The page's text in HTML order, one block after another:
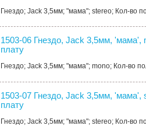
Гнездо; Jack 3,5мм; "мама"; stereo; Кол-во
1503-06 Гнездо, Jack 3,5мм, 'мама',
плату
Гнездо; Jack 3,5мм; "мама"; mono; Кол-во
1503-07 Гнездо, Jack 3,5мм, 'мама',
плату
Гнездо; Jack 3,5мм; "мама"; stereo; Кол-во